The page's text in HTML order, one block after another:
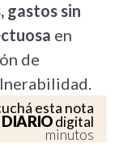
gastos sin
en
de
esta nota
DIARIOdigital
minutos